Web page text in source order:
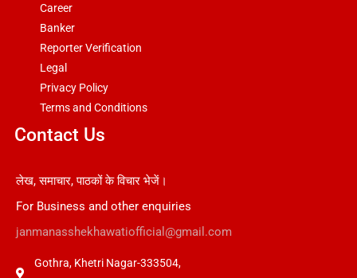
Career
Banker
Reporter Verification
Legal
Privacy Policy
Terms and Conditions
Contact Us
लेख, समाचार, पाठकों के विचार भेजें।
For Business and other enquiries
janmanasshekhawatiofficial@gmail.com
Gothra, Khetri Nagar-333504,